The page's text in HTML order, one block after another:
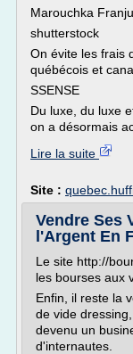
Marouchka
shutterstock
On évite les frais
québécois et
SSENSE
Du luxe, du luxe
on a désormais
Lire la suite
Site :
Vendre Ses
l'Argent En
Le site http://
les bourses aux
Enfin, il reste la
de vide
devenu un
d'internautes.